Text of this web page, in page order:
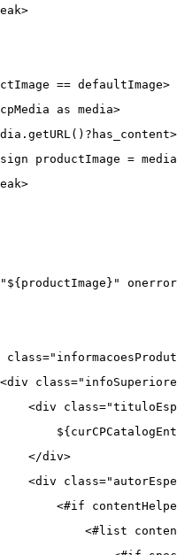
== defaultImage>
as media>
productImage =
<div
</div>
<div
<#if
<#list